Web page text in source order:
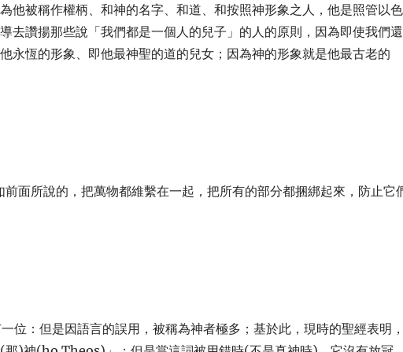
他被稱作權柄、和神的名字、和道、和按照神形象之人，他是照管以色
去讚揚那些說「我們都是一個人的兒子」的人的原則，因為即使我們還
永恆的形象、即他最神聖的道的兒女；因為神的形象就是他最古老的
面所說的，把萬物都維繫在一起，把所有的部分都捆綁起來，防止它
位：但是因語言的誤用，被稱為神者極多；基於此，現時的聖經表明，